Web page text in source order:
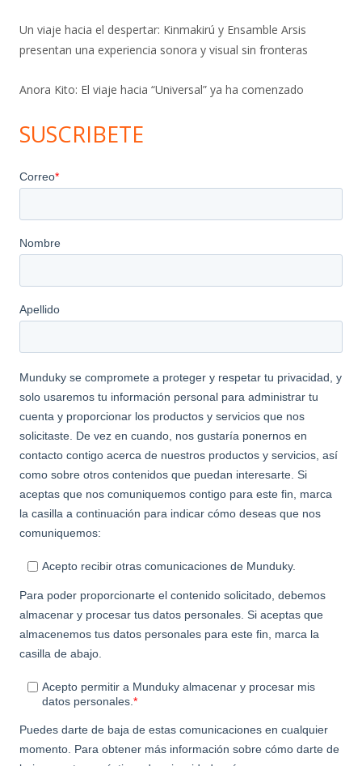
Un viaje hacia el despertar: Kinmakirú y Ensamble Arsis
presentan una experiencia sonora y visual sin fronteras
Anora Kito: El viaje hacia “Universal” ya ha comenzado
SUSCRIBETE